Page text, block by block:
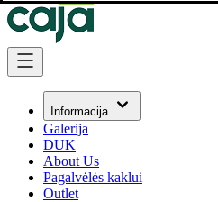
Informacija
Galerija
DUK
About Us
Pagalvėlės kaklui
Outlet